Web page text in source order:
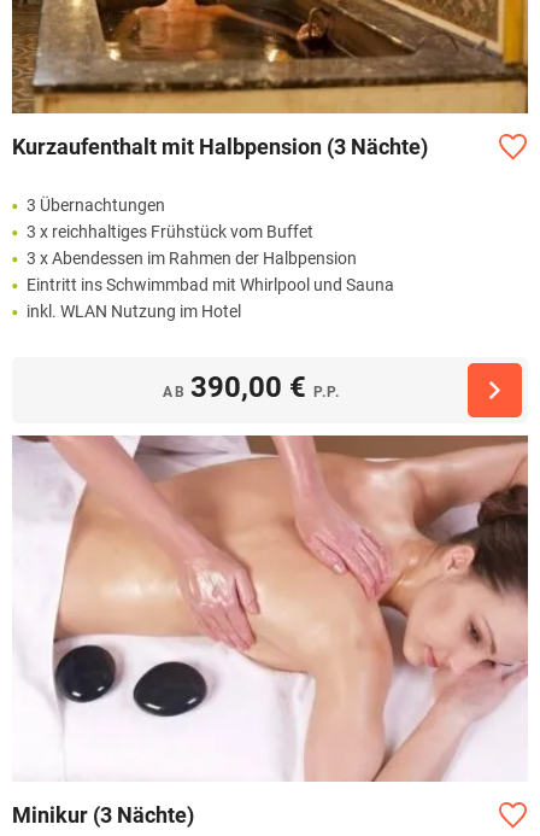
Kurzaufenthalt mit Halbpension (3 Nächte)
3 Übernachtungen
3 x reichhaltiges Frühstück vom Buffet
3 x Abendessen im Rahmen der Halbpension
Eintritt ins Schwimmbad mit Whirlpool und Sauna
inkl. WLAN Nutzung im Hotel
AB 390,00 € P.P.
Minikur (3 Nächte)